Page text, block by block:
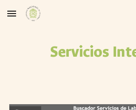
Skip to main content
Servicios